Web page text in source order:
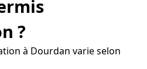
?
à Dourdan varie selon